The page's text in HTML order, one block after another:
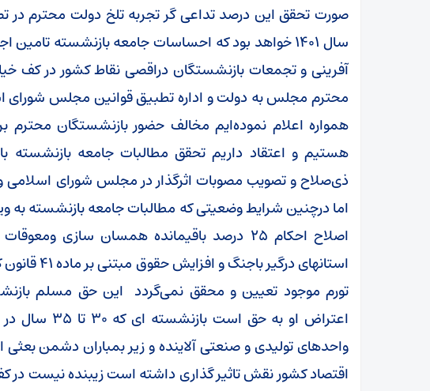
سال ۱۴۰۱ خواهد بود که احساسات جامعه بازنشسته
آفرینی و تجمعات بازنشستگان دراقصی نقاط کشور در کف
محترم مجلس به دولت و اداره تطبیق قوانین مجلس شورای
همواره اعلام نموده‌ایم مخالف حضور بازنشستگان محترم
هستیم و اعتقاد داریم تحقق مطالبات جامعه بازنشسته
ذی‌صلاح و تصویب مصوبات اثرگذار در مجلس شورای اسلامی
اما درچنین شرایط وضعیتی که مطالبات جامعه بازنشسته به
اصلاح احکام ۲۵ درصد باقیمانده همسان
تورم موجود تعیین و محقق نمی‌گردد این حق مسلم
واحدهای تولیدی و صنعتی آلاینده و زیر بمباران دشمن بعثی
اقتصاد کشور نقش تاثیر گذاری داشته است زیبنده نیست در